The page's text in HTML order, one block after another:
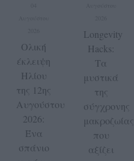
Ολική
έκλειψη
Ηλίου
της 12ης
Αυγούστου
2026:
Ένα
σπάνιο
Longevity
Hacks:
Τα
μυστικά
της
σύγχρονης
μακροζωίας
που
αξίζει